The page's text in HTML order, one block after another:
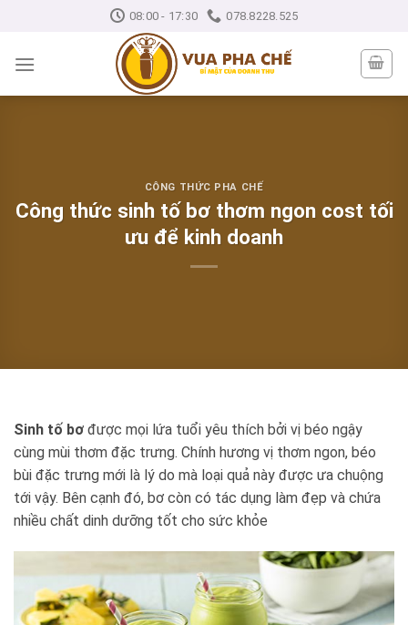
content
08:00 - 17:30 078.8228.525
CÔNG THỨC PHA CHẾ
Công thức sinh tố bơ thơm ngon cost tối
ưu để kinh doanh
Sinh tố bơ được mọi lứa tuổi yêu thích bởi vị béo ngậy
cùng mùi thơm đặc trưng. Chính hương vị thơm ngon, béo
bùi đặc trưng mới là lý do mà loại quả này được ưa chuộng
tới vậy. Bên cạnh đó, bơ còn có tác dụng làm đẹp và chứa
nhiều chất dinh dưỡng tốt cho sức khỏe